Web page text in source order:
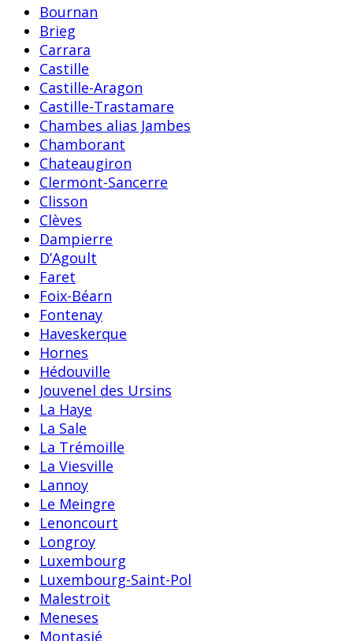
Bournan
Brieg
Carrara
Castille
Castille-Aragon
Castille-Trastamare
Chambes alias Jambes
Chamborant
Chateaugiron
Clermont-Sancerre
Clisson
Clèves
Dampierre
D’Agoult
Faret
Foix-Béarn
Fontenay
Haveskerque
Hornes
Hédouville
Jouvenel des Ursins
La Haye
La Sale
La Trémoille
La Viesville
Lannoy
Le Meingre
Lenoncourt
Longroy
Luxembourg
Luxembourg-Saint-Pol
Malestroit
Meneses
Montasié